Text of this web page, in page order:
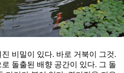
비밀이 있다. 바로 거북이 그것.
로 돌출된 배향 공간이 있다. 그 돌